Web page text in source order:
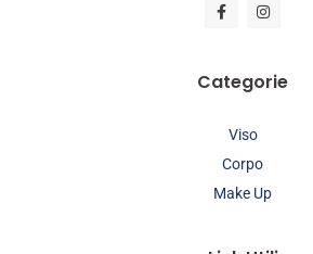
Categorie
Viso
Corpo
Make Up